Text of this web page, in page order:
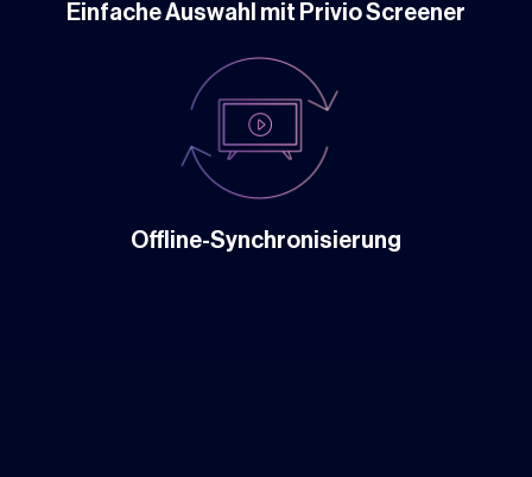
Einfache Auswahl mit Privio Screener
Offline-Synchronisierung